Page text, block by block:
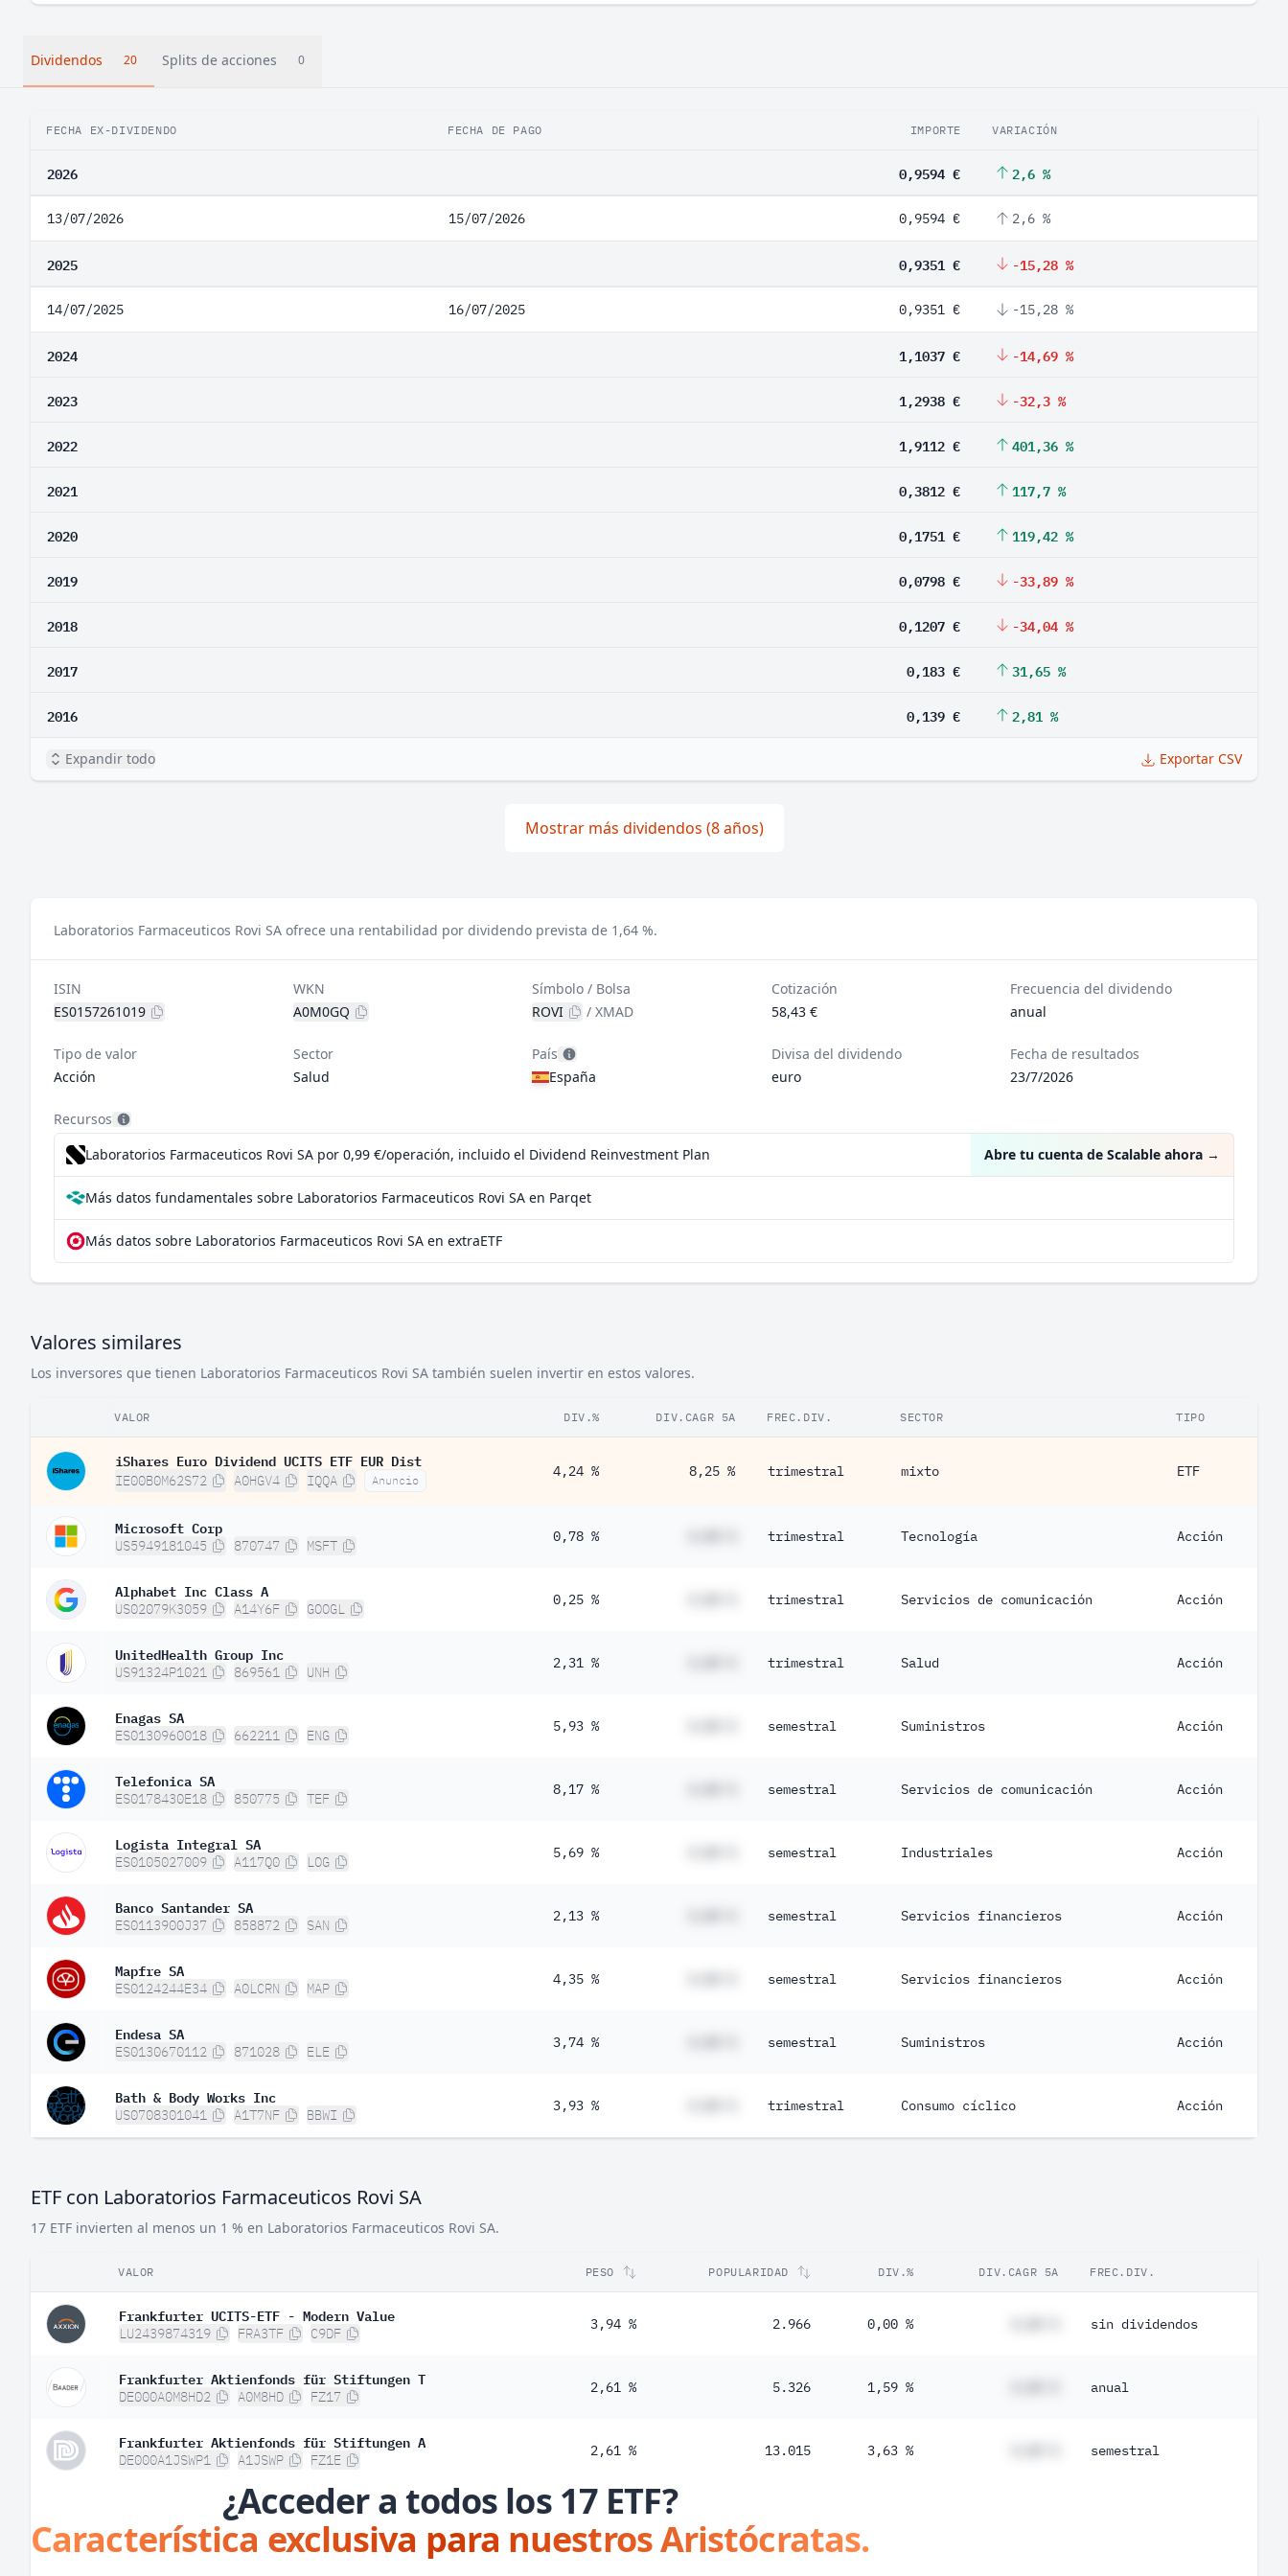
Dividendos 20 Splits de acciones 0
FECHA EX-DIVIDENDO FECHA DE PAGO IMPORTE VARIACIÓN
2026 0,9594 € 2,6 %
13/07/2026 15/07/2026 0,9594 € 2,6 %
2025 0,9351 € -15,28 %
14/07/2025 16/07/2025 0,9351 € -15,28 %
2024 1,1037 € -14,69 %
2023 1,2938 € -32,3 %
2022 1,9112 € 401,36 %
2021 0,3812 € 117,7 %
2020 0,1751 € 119,42 %
2019 0,0798 € -33,89 %
2018 0,1207 € -34,04 %
2017 0,183 € 31,65 %
2016 0,139 € 2,81 %
Expandir todo Exportar CSV
Mostrar más dividendos (8 años)
Laboratorios Farmaceuticos Rovi SA ofrece una rentabilidad por dividendo prevista de 1,64 %.
ISIN
ES0157261019
WKN
A0M0GQ
Símbolo / Bolsa
ROVI
/XMAD
Cotización
58,43 €
Frecuencia del dividendo
anual
Tipo de valor
Acción
Sector
Salud
País
España
Divisa del dividendo
euro
Fecha de resultados
23/7/2026
Recursos
Laboratorios Farmaceuticos Rovi SA por 0,99 €/operación, incluido el Dividend Reinvestment Plan
Abre tu cuenta de Scalable ahora →
Más datos fundamentales sobre Laboratorios Farmaceuticos Rovi SA en Parqet
Más datos sobre Laboratorios Farmaceuticos Rovi SA en extraETF
Valores similares
Los inversores que tienen Laboratorios Farmaceuticos Rovi SA también suelen invertir en estos valores.
VALOR DIV.% DIV.CAGR 5A FREC.DIV. SECTOR TIPO
iShares Euro Dividend UCITS ETF EUR Dist
IE00B0M62S72 A0HGV4 IQQA Anuncio
4,24 % 8,25 % trimestral mixto ETF
Microsoft Corp
US5949181045 870747 MSFT
0,78 % trimestral Tecnología Acción
Alphabet Inc Class A
US02079K3059 A14Y6F GOOGL
0,25 % trimestral Servicios de comunicación Acción
UnitedHealth Group Inc
US91324P1021 869561 UNH
2,31 % trimestral Salud Acción
Enagas SA
ES0130960018 662211 ENG
5,93 % semestral Suministros Acción
Telefonica SA
ES0178430E18 850775 TEF
8,17 % semestral Servicios de comunicación Acción
Logista Integral SA
ES0105027009 A117Q0 LOG
5,69 % semestral Industriales Acción
Banco Santander SA
ES0113900J37 858872 SAN
2,13 % semestral Servicios financieros Acción
Mapfre SA
ES0124244E34 A0LCRN MAP
4,35 % semestral Servicios financieros Acción
Endesa SA
ES0130670112 871028 ELE
3,74 % semestral Suministros Acción
Bath & Body Works Inc
US0708301041 A1T7NF BBWI
3,93 % trimestral Consumo cíclico Acción
ETF con Laboratorios Farmaceuticos Rovi SA
17 ETF invierten al menos un 1 % en Laboratorios Farmaceuticos Rovi SA.
VALOR PESO POPULARIDAD DIV.% DIV.CAGR 5A FREC.DIV.
Frankfurter UCITS-ETF - Modern Value
LU2439874319 FRA3TF C9DF
3,94 % 2.966 0,00 % sin dividendos
Frankfurter Aktienfonds für Stiftungen T
DE000A0M8HD2 A0M8HD FZ17
2,61 % 5.326 1,59 % anual
Frankfurter Aktienfonds für Stiftungen A
DE000A1JSWP1 A1JSWP FZ1E
2,61 % 13.015 3,63 % semestral
¿Acceder a todos los 17 ETF?
Característica exclusiva para nuestros Aristócratas.